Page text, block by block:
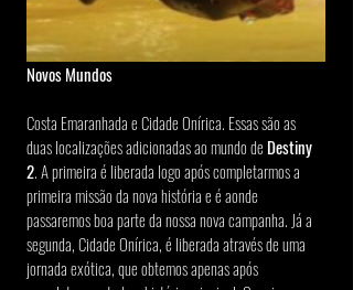
Novos Mundos
Costa Emaranhada e Cidade Onírica. Essas são as
duas localizações adicionadas ao mundo de Destiny
2. A primeira é liberada logo após completarmos a
primeira missão da nova história e é aonde
passaremos boa parte da nossa nova campanha. Já a
segunda, Cidade Onírica, é liberada através de uma
jornada exótica, que obtemos apenas após